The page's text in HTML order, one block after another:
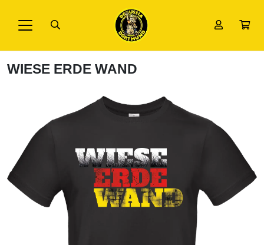
WIESE ERDE WAND